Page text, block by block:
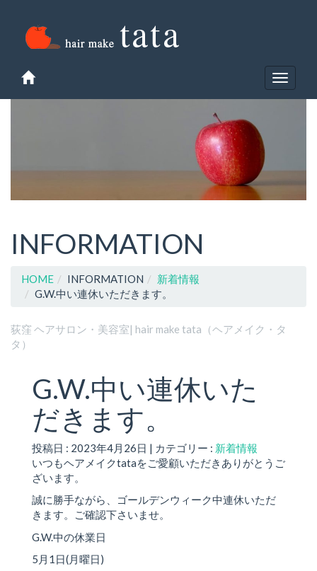
Toggle
INFORMATION
HOME INFORMATION
新着情報
G.W.中い連休いただきます。
荻窪 ヘアサロン・美容室| hair make tata（ヘアメイク・タ
タ）
G.W.中い連休いた
だきます。
投稿日 : 2023年4月26日 | カテゴリー : 新着情報
いつもヘアメイクtataをご愛顧いただきありがとうご
ざいます。
誠に勝手ながら、ゴールデンウィーク中連休いただ
きます。ご確認下さいませ。
G.W.中の休業日
5月1日(月曜日)